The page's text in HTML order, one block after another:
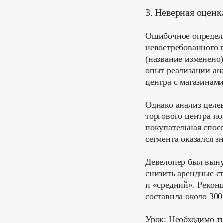
3. Неверная
Ошибочное
(название
опыт реализации
центра с
Однако анализ
торгового центра
покупательная
сегмента оказался
Девелопер был
снизить арендные
и «средний».
составила около
Урок: Необходимо